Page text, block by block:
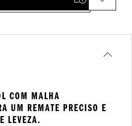
COM MALHA
UM REMATE PRECISO E
LEVEZA.